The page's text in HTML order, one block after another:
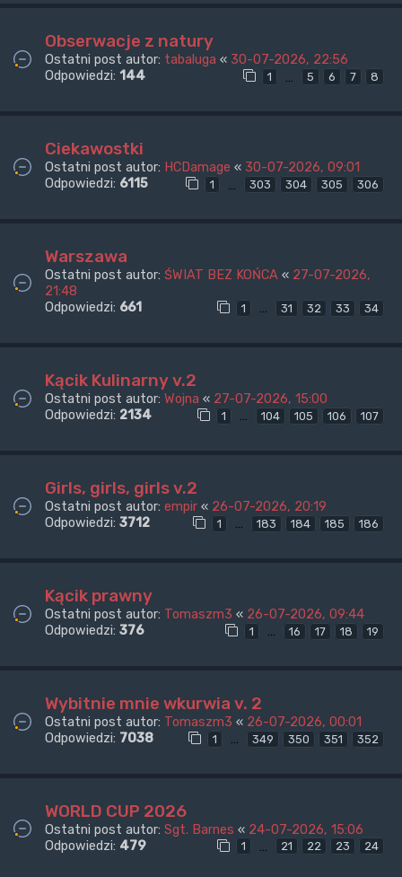
Obserwacje z natury
Ostatni post autor: tabaluga « 30-07-2026, 22:56
Odpowiedzi: 144 1 … 5 6 7 8
Ciekawostki
Ostatni post autor: HCDamage « 30-07-2026, 09:01
Odpowiedzi: 6115 1 303 304 305 306
Warszawa
Ostatni post autor: ŚWIAT BEZ KOŃCA « 27-07-2026,
21:48
Odpowiedzi: 661 1 … 31 32 33 34
Kącik Kulinarny v.2
Ostatni post autor: Wojna « 27-07-2026, 15:00
Odpowiedzi: 2134 1 … 104 105 106 107
Girls, girls, girls v.2
Ostatni post autor: empir « 26-07-2026, 20:19
Odpowiedzi: 3712 1 … 183 184 185 186
Kącik prawny
Ostatni post autor: Tomaszm3 « 26-07-2026, 09:44
Odpowiedzi: 376 1 … 16 17 18 19
Wybitnie mnie wkurwia v. 2
Ostatni post autor: Tomaszm3 « 26-07-2026, 00:01
Odpowiedzi: 7038 1 … 349 350 351 352
WORLD CUP 2026
Ostatni post autor: Sgt. Barnes « 24-07-2026, 15:06
Odpowiedzi: 479 1 … 21 22 23 24